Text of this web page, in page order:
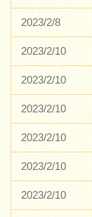
2023/2/8
2023/2/10
2023/2/10
2023/2/10
2023/2/10
2023/2/10
2023/2/10